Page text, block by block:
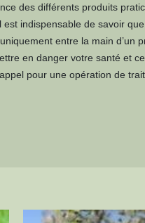
des différents produits
indispensable de savoir
entre la main d’un
en danger votre santé et
pour une opération de